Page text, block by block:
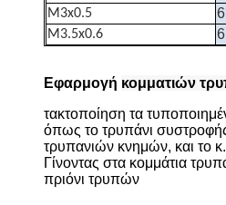
M3x0.5
M3.5x0.6
Εφαρμογή κομματιών
τακτοποίηση τα
όπως το τρυπάνι
τρυπανιών κνημών, και το
Γίνοντας στα κομμάτια
πριόνι τρυπών